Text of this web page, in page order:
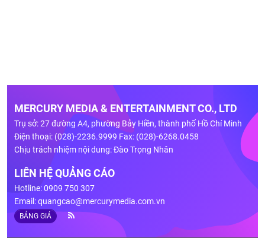
MERCURY MEDIA & ENTERTAINMENT CO., LTD
Trụ sở: 27 đường A4, phường Bảy Hiền, thành phố Hồ Chí Minh
Điện thoại: (028)-2236.9999 Fax: (028)-6268.0458
Chịu trách nhiệm nội dung: Đào Trọng Nhân
LIÊN HỆ QUẢNG CÁO
Hotline: 0909 750 307
Email:quangcao@mercurymedia.com.vn
BẢNG GIÁ